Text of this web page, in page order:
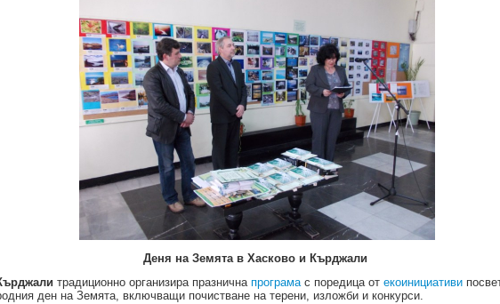
Деня на Земята в Хасково и Кърджали
традиционно организира празнична програмас поредица от екоинициативи
ден на Земята, включващи почистване на терени, изложби и конкурси.